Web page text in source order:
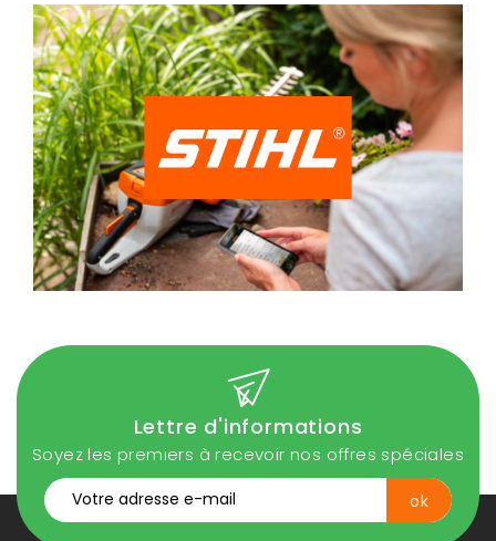
Lettre d'informations
Soyez les premiers à recevoir nos offres spéciales